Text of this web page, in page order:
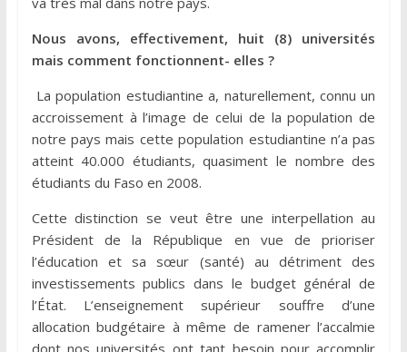
Nous avons, effectivement, huit (8) universités
mais comment fonctionnent- elles ?
La population estudiantine a, naturellement, connu un
accroissement à l’image de celui de la population de
notre pays mais cette population estudiantine n’a pas
atteint 40.000 étudiants, quasiment le nombre des
étudiants du Faso en 2008.
Cette distinction se veut être une interpellation au
Président de la République en vue de prioriser
l’éducation et sa sœur (santé) au détriment des
investissements publics dans le budget général de
l’État. L’enseignement supérieur souffre d’une
allocation budgétaire à même de ramener l’accalmie
dont nos universités ont tant besoin pour accomplir